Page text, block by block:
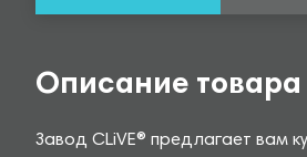
Описание товара
Завод CLiVE® предлагает вам